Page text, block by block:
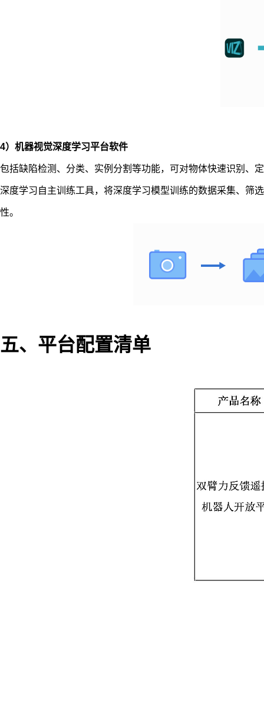
4） 机器视觉深度学习平台软件
包括缺陷检测、分类、实例分割等功能，可对物体快速识别、
深度学习自主训练工具，将深度学习模型训练的数据采集、筛
性。
五、平台配置清单